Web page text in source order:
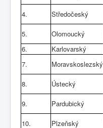
4.
Středočeský
5.
Olomoucký
6.
Karlovarský
7.
Moravskoslezský
8.
Ústecký
9.
Pardubický
10.
Plzeňský